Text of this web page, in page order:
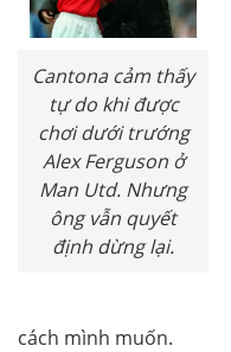
Cantona cảm thấy
tự do khi được
chơi dưới trướng
Alex Ferguson ở
Man Utd. Nhưng
ông vẫn quyết
định dừng lại.
cách mình muốn.